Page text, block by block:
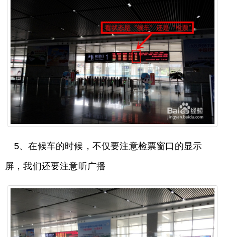
5、在候车的时候，不仅要注意检票窗口的显示
屏，我们还要注意听广播